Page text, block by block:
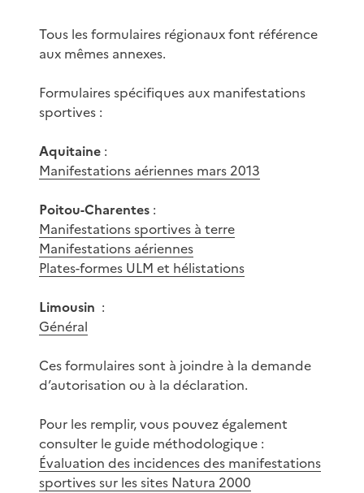
Tous les formulaires régionaux font référence
aux mêmes annexes.
Formulaires spécifiques aux manifestations
sportives :
Aquitaine :
Manifestations aériennes mars 2013
Poitou-Charentes :
Manifestations sportives à terre
Manifestations aériennes
Plates-formes ULM et hélistations
Limousin :
Général
Ces formulaires sont à joindre à la demande
d’autorisation ou à la déclaration.
Pour les remplir, vous pouvez également
consulter le guide méthodologique :
Évaluation des incidences des manifestations
sportives sur les sites Natura 2000